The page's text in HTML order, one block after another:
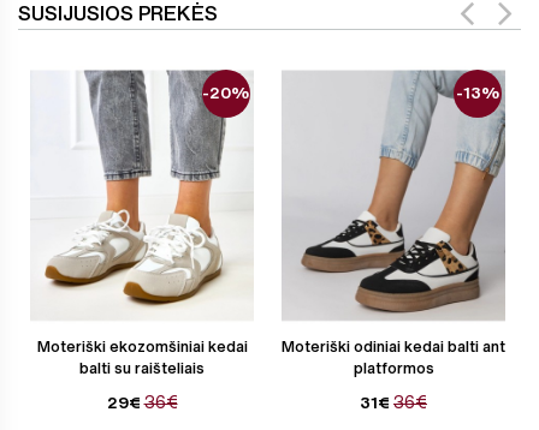
SUSIJUSIOS PREKĖS
Moteriški ekozomšiniai kedai
balti su raišteliais
29€ 36€
-20%
Moteriški odiniai kedai balti ant
platformos
31€ 36€
-13%